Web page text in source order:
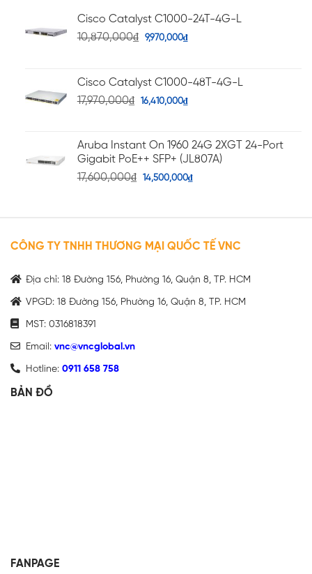
Cisco Catalyst C1000-24T-4G-L
10,870,000₫ 9,970,000₫
Cisco Catalyst C1000-48T-4G-L
17,970,000₫ 16,410,000₫
Aruba Instant On 1960 24G 2XGT 24-Port
Gigabit PoE++ SFP+ (JL807A)
17,600,000₫ 14,500,000₫
CÔNG TY TNHH THƯƠNG MẠI QUỐC TẾ VNC
Địa chỉ: 18 Đường 156, Phường 16, Quận 8, TP. HCM
VPGD: 18 Đường 156, Phường 16, Quận 8, TP. HCM
MST: 0316818391
Email: vnc@vncglobal.vn
Hotline: 0911 658 758
BẢN ĐỒ
FANPAGE